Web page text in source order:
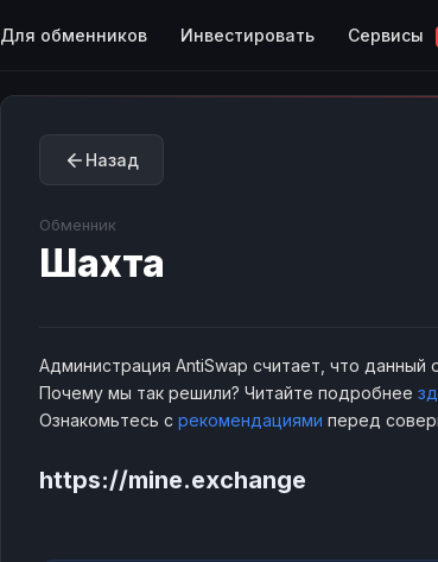
Для обменников Инвестировать Сервисы
Назад
Обменник
Шахта
Администрация AntiSwap считает, что данный
Почему мы так решили? Читайте подробнее
Ознакомьтесь с рекомендациями перед
https://mine.exchange